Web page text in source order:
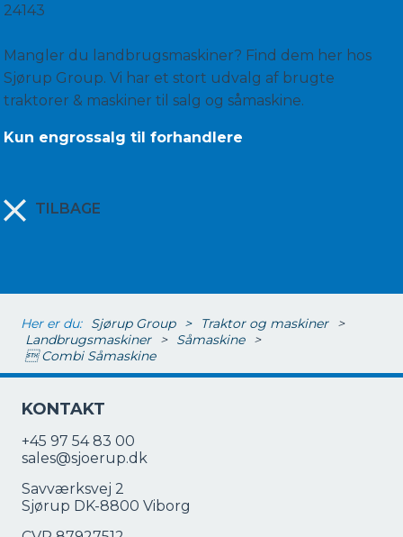
24143
Mangler du landbrugsmaskiner? Find dem her hos
Sjørup Group. Vi har et stort udvalg af brugte
traktorer & maskiner til salg og såmaskine.
Kun engrossalg til forhandlere
TILBAGE
Her er du: Sjørup Group > Traktor og maskiner >
Landbrugsmaskiner > Såmaskine >
 Combi Såmaskine
KONTAKT
+45 97 54 83 00
sales@sjoerup.dk
Savværksvej 2
Sjørup DK-8800 Viborg